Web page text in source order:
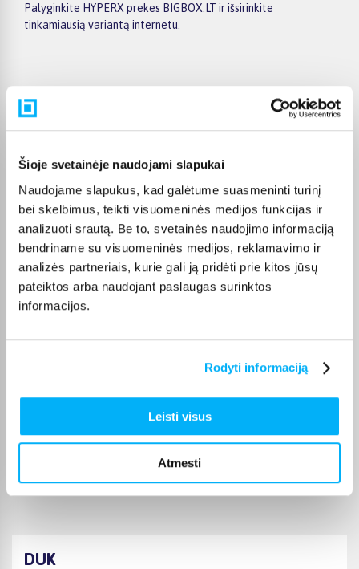
Šioje svetainėje naudojami slapukai
Naudojame slapukus, kad galėtume suasmeninti turinį
bei skelbimus, teikti visuomeninės medijos funkcijas ir
analizuoti srautą. Be to, svetainės naudojimo informaciją
bendriname su visuomeninės medijos, reklamavimo ir
analizės partneriais, kurie gali ją pridėti prie kitos jūsų
pateiktos arba naudojant paslaugas surinktos
informacijos.
Rodyti informaciją
Leisti visus
Atmesti
Palyginkite HYPERX prekes BIGBOX.LT ir išsirinkite
tinkamiausią variantą internetu.
Pirkėjų atsiliepimai apie prekes
GYTIS M.
Viskas sklandžiai ir greitai, niekada nenuvilia
Eglė V.
Patvirtintas pirkėjas
Viskas puiku. Greitas pristatymas
Ričardas P.
Albert O.
Patvirtintas pirkėjas
DUK